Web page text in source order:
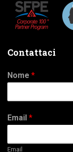
Contattaci
Nome *
Email *
Email